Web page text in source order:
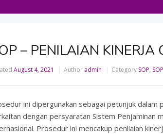
– PENILAIAN
August 4, 2021 Author admin Category SOP,
ini dipergunakan sebagai petunjuk dalam
dengan persyaratan Sistem Penjaminan
Prosedur ini mencakup penilaian